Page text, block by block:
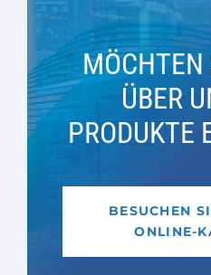
ÜBER
PRODUKTE
BESUCHEN
ONLINE-